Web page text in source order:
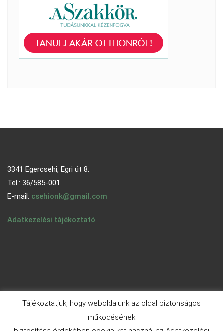
3341 Egercsehi, Egri út 8.
Tel.: 36/585-001
E-mail: csehionk@gmail.com
Adatkezelési tájékoztató
Tájékoztatjuk, hogy weboldalunk az oldal biztonságos
működésének